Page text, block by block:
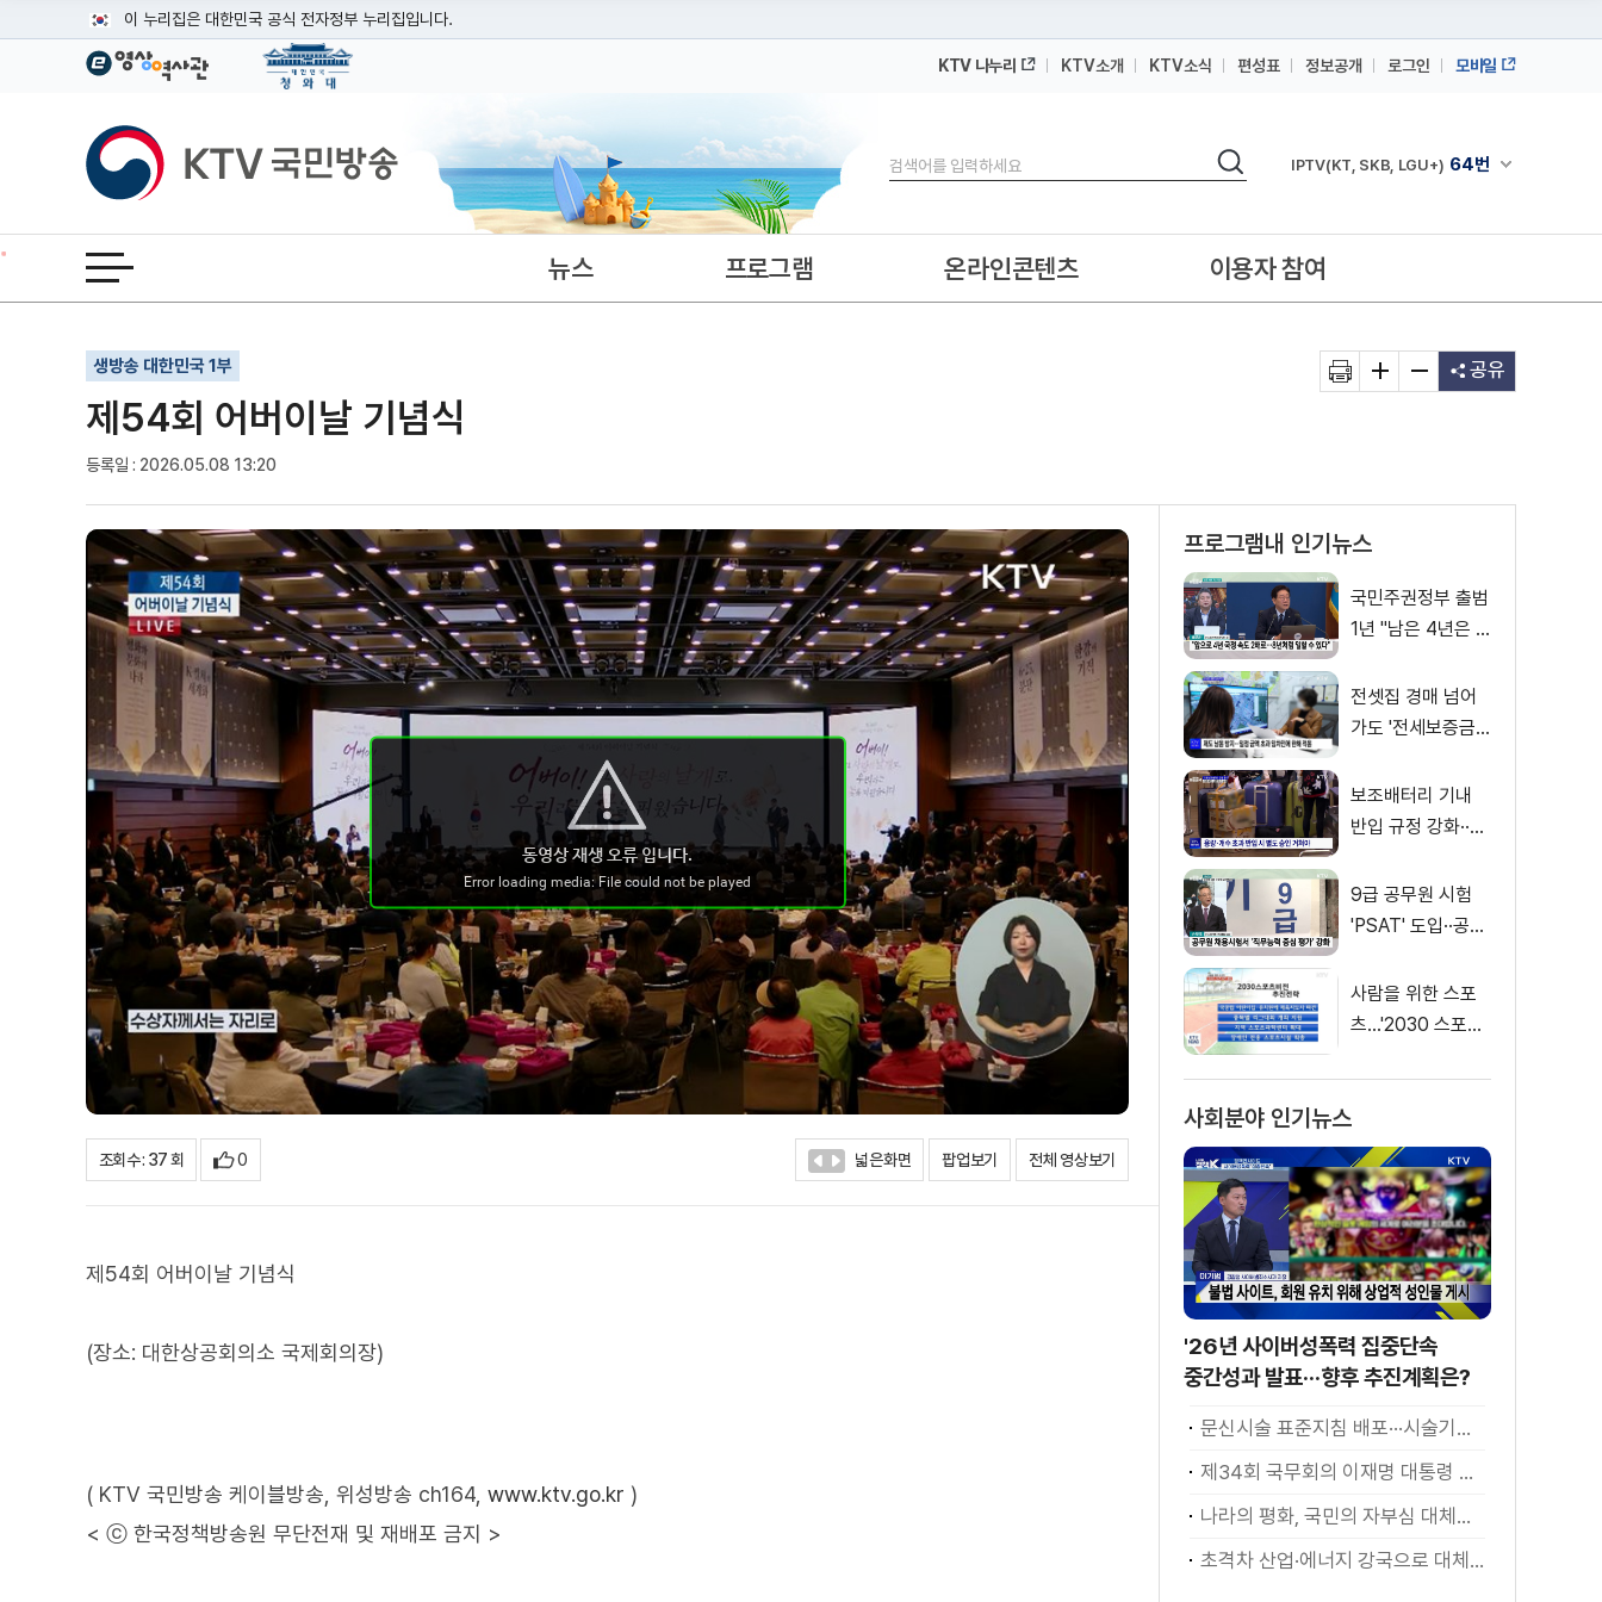
이 누리집은 대한민국 공식 전자정부 누리집입니다.
공식 누리집 주소 확인하기
이밖에 or.kr 또는 .kr등 다른 도메인 주소를 사용하고 있다면 아래 URL에서 도메인 주소를 확인해 보세요
운영중인 공식 누리집보기
KTV 나누리 KTV소개 KTV소식 편성표 정보공개 로그인 모바일
KTV국민방송
검색
검색 채널안내 펼쳐
IPTV(KT, SKB, LGU+) 64번
IPTV(KT, SKB, LGU+)
전체메뉴 열기 뉴스 프로그램 온라인콘텐츠 이용자 참여
생방송 대한민국 1부
제54회 어버이날 기념식
등록일 : 2026.05.08 13:20
기사인쇄
글자확대
글자축소 공유
조회수 : 37 회 0 넓은화면 팝업보기 전체 영상보기
제54회 어버이날 기념식
(장소: 대한상공회의소 국제회의장)
( KTV 국민방송 케이블방송, 위성방송 ch164, www.ktv.go.kr )
< ⓒ 한국정책방송원 무단전재 및 재배포 금지 >
프로그램내 인기뉴스
국민주권정부 출범
1년 "남은 4년은 8
전셋집 경매 넘어
가도 '전세보증금'
보조배터리 기내
반입 규정 강화··
9급 공무원 시험
'PSAT' 도입··공정
사람을 위한 스포
츠…'2030 스포츠
사회분야 인기뉴스
'26년 사이버성폭력 집중단속
중간성과 발표···향후 추진계획은?
문신시술 표준지침 배포···시술기구, 일회용 사용 후 폐기
제34회 국무회의 이재명 대통령 모두발언
나라의 평화, 국민의 자부심 대체불가 대한민국 이재명 대통령 모두말씀
초격차 산업·에너지 강국으로 대체불가 대한민국 이재명 대통령 모두말씀